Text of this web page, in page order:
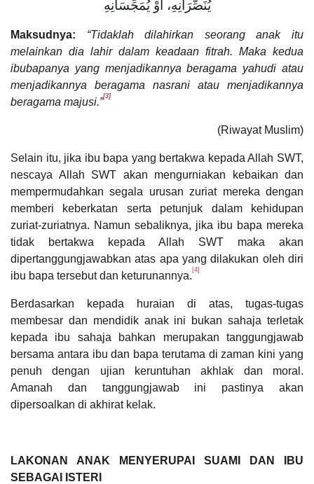
يُنَصِّرَانِهِ، أَوْ يُمَجِّسَانِهِ
Maksudnya:
“Tidaklah dilahirkan seorang anak itu
melainkan dia lahir dalam keadaan fitrah. Maka kedua
ibubapanya yang menjadikannya beragama yahudi atau
menjadikannya beragama nasrani atau menjadikannya
beragama majusi.”[3]
(Riwayat Muslim)
Selain itu, jika ibu bapa yang bertakwa kepada Allah SWT,
nescaya Allah SWT akan mengurniakan kebaikan dan
mempermudahkan segala urusan zuriat mereka dengan
memberi keberkatan serta petunjuk dalam kehidupan
zuriat-zuriatnya. Namun sebaliknya, jika ibu bapa mereka
tidak bertakwa kepada Allah SWT maka akan
dipertanggungjawabkan atas apa yang dilakukan oleh diri
ibu bapa tersebut dan keturunannya. [4]
Berdasarkan kepada huraian di atas, tugas-tugas
membesar dan mendidik anak ini bukan sahaja terletak
kepada ibu sahaja bahkan merupakan tanggungjawab
bersama antara ibu dan bapa terutama di zaman kini yang
penuh dengan ujian keruntuhan akhlak dan moral.
Amanah dan tanggungjawab ini pastinya akan
dipersoalkan di akhirat kelak.
LAKONAN ANAK MENYERUPAI SUAMI DAN IBU
SEBAGAI ISTERI